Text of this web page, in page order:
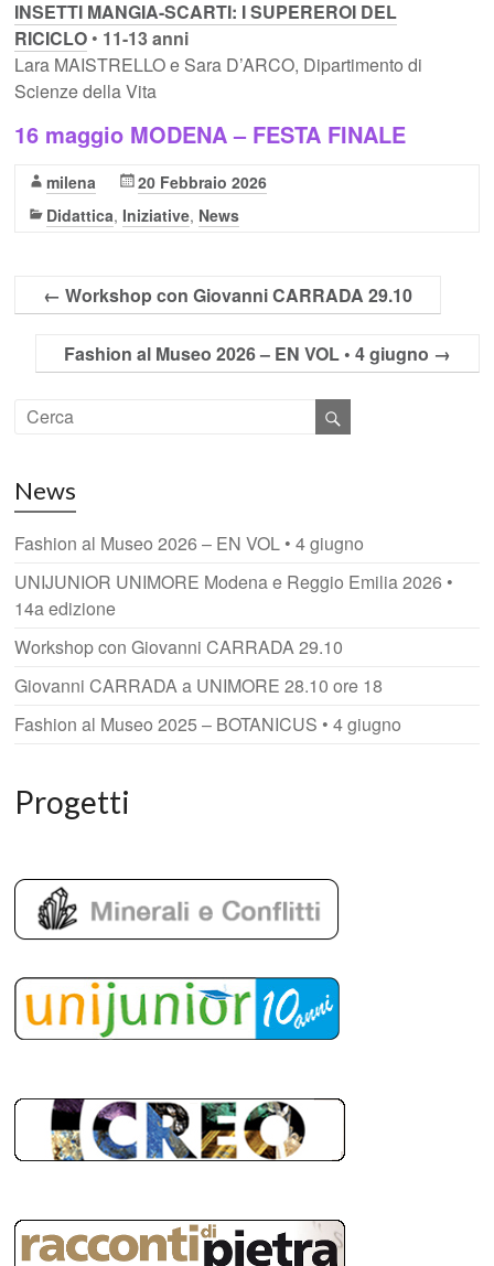
INSETTI MANGIA-SCARTI: I SUPEREROI DEL
RICICLO • 11-13 anni
Lara MAISTRELLO e Sara D’ARCO, Dipartimento di
Scienze della Vita
16 maggio MODENA – FESTA FINALE
milena
20 Febbraio 2026
Didattica, Iniziative, News
← Workshop con Giovanni CARRADA 29.10
Fashion al Museo 2026 – EN VOL • 4 giugno →
News
Fashion al Museo 2026 – EN VOL • 4 giugno
UNIJUNIOR UNIMORE Modena e Reggio Emilia 2026 •
14a edizione
Workshop con Giovanni CARRADA 29.10
Giovanni CARRADA a UNIMORE 28.10 ore 18
Fashion al Museo 2025 – BOTANICUS • 4 giugno
Progetti